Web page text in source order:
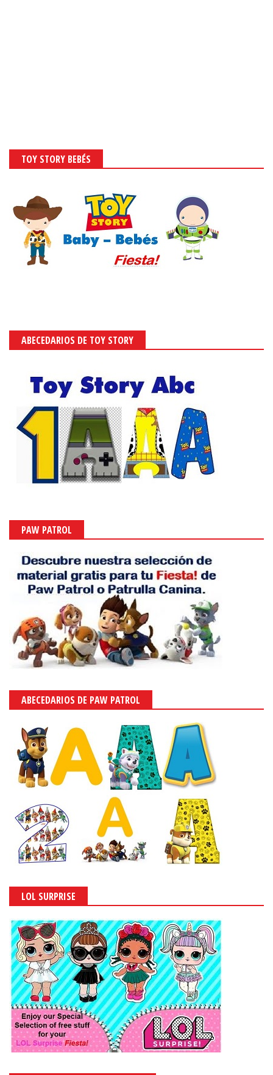
TOY STORY BEBÉS
ABECEDARIOS DE TOY STORY
PAW PATROL
ABECEDARIOS DE PAW PATROL
LOL SURPRISE